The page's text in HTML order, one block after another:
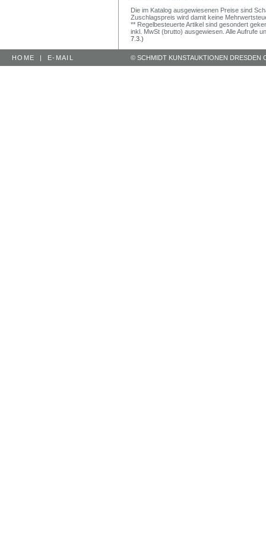
Die im Katalog ausgewiesenen Preise sind
Zuschlagspreis wird damit keine
** Regelbesteuerte Artikel sind gesondert
inkl. MwSt (brutto) ausgewiesen. Alle Aufrufe
7.3.)
HOME | E-MAIL © SCHMIDT KUNSTAUKTIONEN DRESDEN